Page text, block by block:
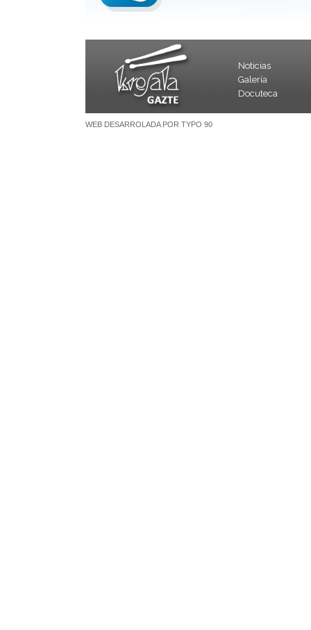
Noticias
Galería
Docuteca
WEB DESARROLADA POR TYPO 90